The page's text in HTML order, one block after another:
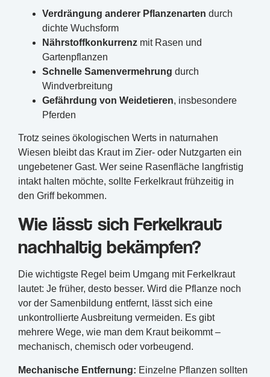
Verdrängung anderer Pflanzenarten durch
dichte Wuchsform
Nährstoffkonkurrenz mit Rasen und
Gartenpflanzen
Schnelle Samenvermehrung durch
Windverbreitung
Gefährdung von Weidetieren, insbesondere
Pferden
Trotz seines ökologischen Werts in naturnahen
Wiesen bleibt das Kraut im Zier- oder Nutzgarten ein
ungebetener Gast. Wer seine Rasenfläche langfristig
intakt halten möchte, sollte Ferkelkraut frühzeitig in
den Griff bekommen.
Wie lässt sich Ferkelkraut
nachhaltig bekämpfen?
Die wichtigste Regel beim Umgang mit Ferkelkraut
lautet: Je früher, desto besser. Wird die Pflanze noch
vor der Samenbildung entfernt, lässt sich eine
unkontrollierte Ausbreitung vermeiden. Es gibt
mehrere Wege, wie man dem Kraut beikommt –
mechanisch, chemisch oder vorbeugend.
Mechanische Entfernung: Einzelne Pflanzen sollten